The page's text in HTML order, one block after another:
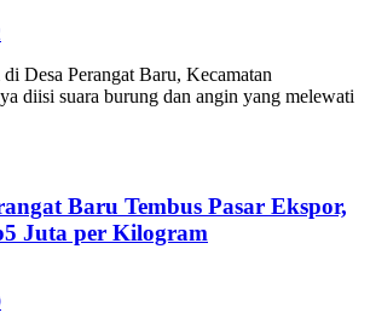
Desa Perangat Baru, Kecamatan
diisi suara burung dan angin yang melewati
Baru Tembus Pasar Ekspor,
Juta per Kilogram